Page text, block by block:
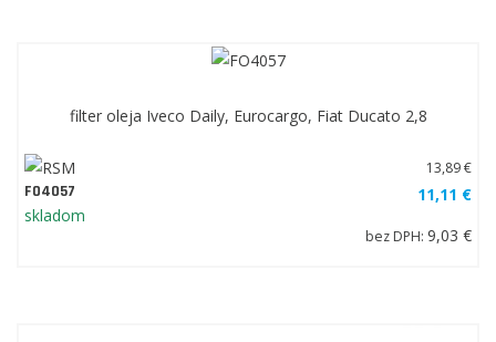
filter oleja Iveco Daily, Eurocargo, Fiat Ducato 2,8
FO4057
skladom
13,89 €
11,11 €
bez DPH: 9,03 €